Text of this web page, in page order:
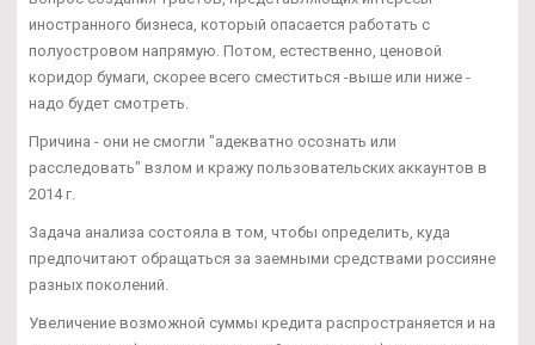
иностранного бизнеса, который опасается работать с
полуостровом напрямую. Потом, естественно, ценовой
коридор бумаги, скорее всего сместиться -выше или ниже -
надо будет смотреть.
Причина - они не смогли "адекватно осознать или
расследовать" взлом и кражу пользовательских аккаунтов в
2014 г.
Задача анализа состояла в том, чтобы определить, куда
предпочитают обращаться за заемными средствами россияне
разных поколений.
Увеличение возможной суммы кредита распространяется и на